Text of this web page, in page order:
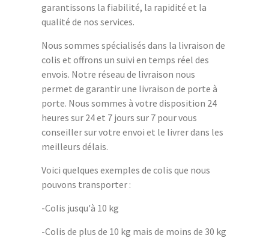
garantissons la fiabilité, la rapidité et la
qualité de nos services.
Nous sommes spécialisés dans la livraison de
colis et offrons un suivi en temps réel des
envois. Notre réseau de livraison nous
permet de garantir une livraison de porte à
porte. Nous sommes à votre disposition 24
heures sur 24 et 7 jours sur 7 pour vous
conseiller sur votre envoi et le livrer dans les
meilleurs délais.
Voici quelques exemples de colis que nous
pouvons transporter :
-Colis jusqu'à 10 kg
-Colis de plus de 10 kg mais de moins de 30 kg